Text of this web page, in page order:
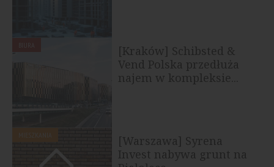
[Kraków] Schibsted &
Vend Polska przedłuża
najem w kompleksie...
[Warszawa] Syrena
Invest nabywa grunt na